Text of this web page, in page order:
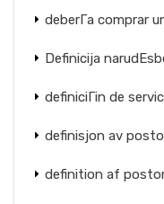
deberГ­a comprar
Definicija
definiciГіn de
definisjon av
definition af